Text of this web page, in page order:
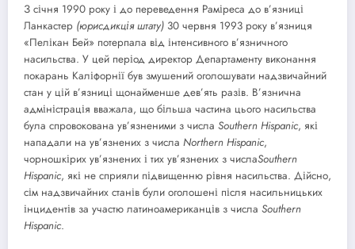
З січня 1990 року і до переведення Раміреса до в’язниці
Ланкастер (юрисдикція штату) 30 червня 1993 року в’язниця
«Пелікан Бей» потерпала від інтенсивного в’язничного
насильства. У цей період директор Департаменту виконання
покарань Каліфорнії був змушений оголошувати надзвичайний
стан у цій в’язниці щонайменше дев’ять разів. В’язнична
адміністрація вважала, що більша частина цього насильства
була спровокована ув’язненими з числа Southern Hispanic, які
нападали на ув’язнених з числа Northern Hispanic,
чорношкірих ув’язнених і тих ув’язнених з числаSouthern
Hispanic, які не сприяли підвищенню рівня насильства. Дійсно,
сім надзвичайних станів були оголошені після насильницьких
інцидентів за участю латиноамериканців з числа Southern
Hispanic.